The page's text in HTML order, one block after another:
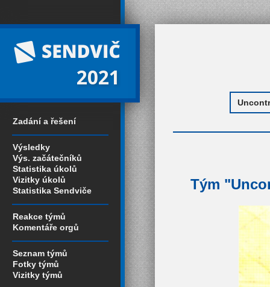
2021
Zadání a řešení
Výsledky
Výs. začátečníků
Statistika úkolů
Vizitky úkolů
Statistika Sendviče
Reakce týmů
Komentáře orgů
Seznam týmů
Fotky týmů
Vizitky týmů
Tým